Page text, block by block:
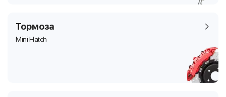
Тормоза
Mini Hatch